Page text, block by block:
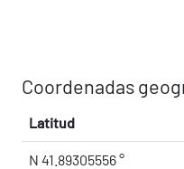
Coordenadas
Latitud
N 41.89305556 °